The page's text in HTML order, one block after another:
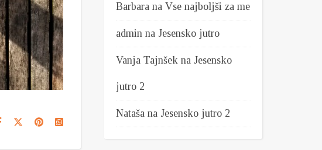
Barbara na Vse najboljši za me
admin na Jesensko jutro
Vanja Tajnšek na Jesensko
jutro 2
Nataša na Jesensko jutro 2